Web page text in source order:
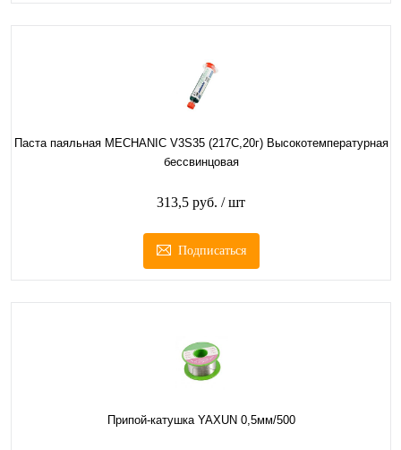
Паста паяльная MECHANIC V3S35 (217С,20г) Высокотемпературная
бессвинцовая
313,5 руб. / шт
Подписаться
Припой-катушка YAXUN 0,5мм/500